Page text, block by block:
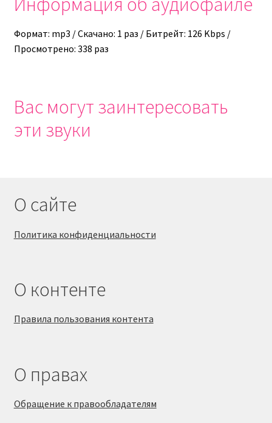
Формат: mp3 / Скачано: 1 раз / Битрейт: 126 Kbps /
Просмотрено: 338 раз
Вас могут заинтересовать
эти звуки
О сайте
Политика конфиденциальности
О контенте
Правила пользования контента
О правах
Обращение к правообладателям